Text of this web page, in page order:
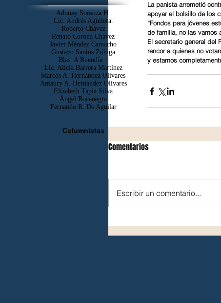
La panista arremetió
apoyar el bolsillo de los
“Fondos para jóvenes
de familia, no las vamos
El secretario general del
rencor a quienes no
y estamos
Comentarios
Escribir un comentario...
Adonay Somoza H.
Lic. Andrés Aguilera.
Roberto Chávez
Renato Corona Chávez
Javier Méndez Camacho
Gustavo Santos Zúñiga
Blas. A Buendía †
​Lic. Alicia Barrera Martínez
Marcos A. Hernández Olivares
Amaury A. Hernández Olivares
Elizabeth Tapia Silva
Ángel Bocanegra
Fernando R. De Aguilar
Columnistas